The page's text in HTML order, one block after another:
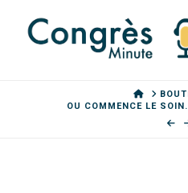
HOME
OU COMMENCE LE